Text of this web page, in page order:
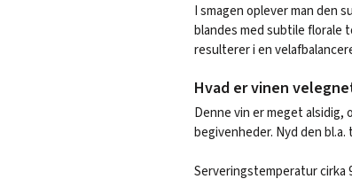
I smagen oplever man den
blandes med subtile florale
resulterer i en
Hvad er vinen
Denne vin er meget
begivenheder. Nyd den bl.a.
Serveringstemperatur cirka